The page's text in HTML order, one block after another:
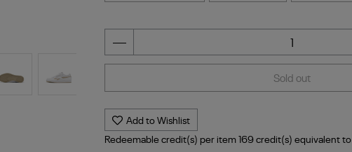
Sold out
Add to Wishlist
Redeemable credit(s) per item169credit(s) equivalent to